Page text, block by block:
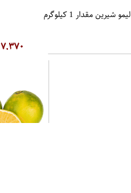
لیمو شیرین مقدار 1 کیلوگرم
۷,۳۷۰